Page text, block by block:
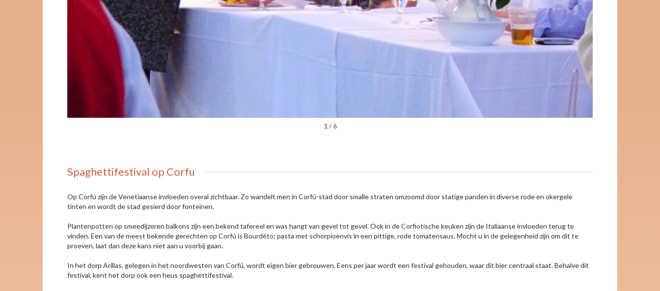
1/6
Spaghettifestival op Corfu
Op Corfú zijn de Venetiaanse invloeden overal zichtbaar. Zo wandelt men in Corfú-stad door smalle straten omzoomd door statige panden in diverse rode en okergele
tinten en wordt de stad gesierd door fonteinen.
Plantenpotten op smeedijzeren balkons zijn een bekend tafereel en was hangt van gevel tot gevel. Ook in de Corfiotische keuken zijn de Italiaanse invloeden terug te
vinden. Een van de meest bekende gerechten op Corfú is Bourdéto; pasta met schorpioenvis in een pittige, rode tomatensaus. Mocht u in de gelegenheid zijn om dit te
proeven, laat dan deze kans niet aan u voorbij gaan.
In het dorp Arillas, gelegen in het noordwesten van Corfú, wordt eigen bier gebrouwen. Eens per jaar wordt een festival gehouden, waar dit bier centraal staat. Behalve dit
festival, kent het dorp ook een heus spaghettifestival.